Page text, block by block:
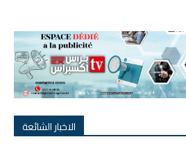
الاخبار الشائعة